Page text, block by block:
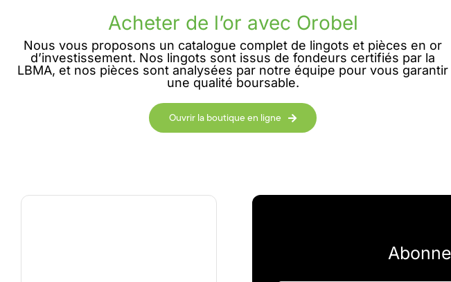
Acheter de l’or avec Orobel
Nous vous proposons un catalogue complet de lingots et pièces en or
d’investissement. Nos lingots sont issus de fondeurs certifiés par la
LBMA, et nos pièces sont analysées par notre équipe pour vous garantir
une qualité boursable.
Ouvrir la boutique en ligne